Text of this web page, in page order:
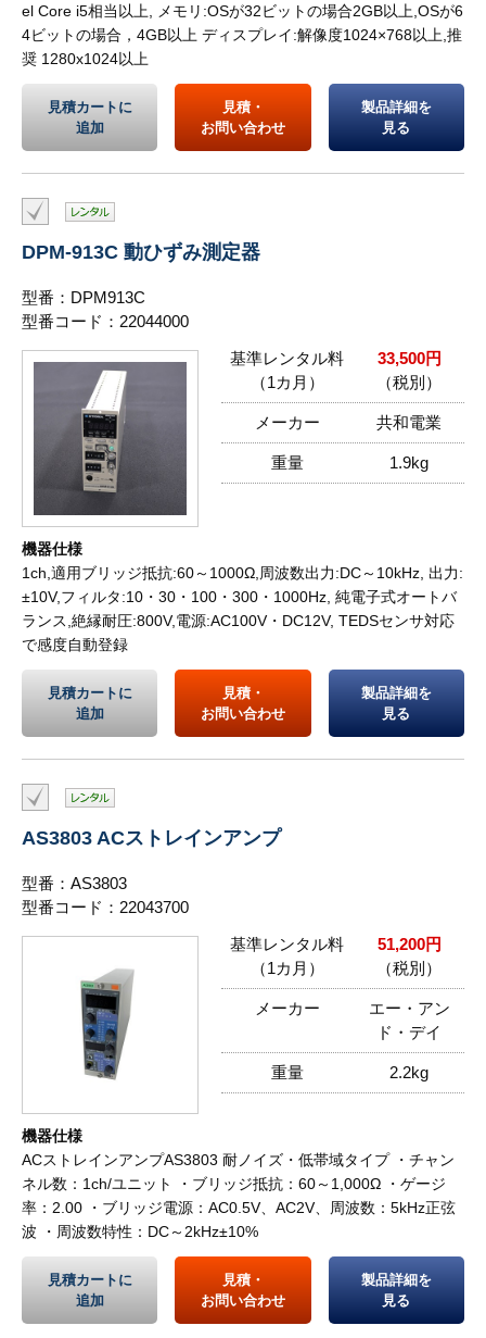
el Core i5相当以上, メモリ:OSが32ビットの場合2GB以上,OSが6
4ビットの場合，4GB以上 ディスプレイ:解像度1024×768以上,推
奨 1280x1024以上
見積カートに
追加
見積・
お問い合わせ
製品詳細を
見る
DPM-913C 動ひずみ測定器
型番：DPM913C
型番コード：22044000
基準レンタル料
（1カ月）
33,500円
（税別）
メーカー 共和電業
重量 1.9kg
機器仕様
1ch,適用ブリッジ抵抗:60～1000Ω,周波数出力:DC～10kHz, 出力:
±10V,フィルタ:10・30・100・300・1000Hz, 純電子式オートバ
ランス,絶縁耐圧:800V,電源:AC100V・DC12V, TEDSセンサ対応
で感度自動登録
見積カートに
追加
見積・
お問い合わせ
製品詳細を
見る
AS3803 ACストレインアンプ
型番：AS3803
型番コード：22043700
基準レンタル料
（1カ月）
51,200円
（税別）
メーカー
エー・アン
ド・デイ
重量 2.2kg
機器仕様
ACストレインアンプAS3803 耐ノイズ・低帯域タイプ ・チャン
ネル数：1ch/ユニット ・ブリッジ抵抗：60～1,000Ω ・ゲージ
率：2.00 ・ブリッジ電源：AC0.5V、AC2V、周波数：5kHz正弦
波 ・周波数特性：DC～2kHz±10%
見積カートに
追加
見積・
お問い合わせ
製品詳細を
見る